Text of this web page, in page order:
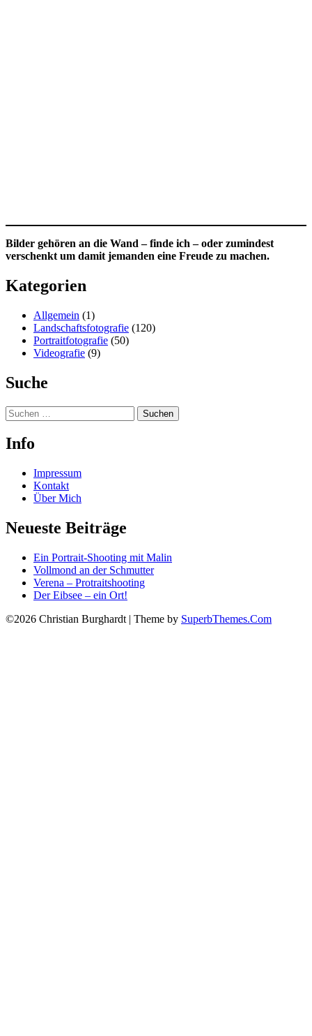
Bilder gehören an die Wand – finde ich – oder zumindest
verschenkt um damit jemanden eine Freude zu machen.
Kategorien
Allgemein (1)
Landschaftsfotografie (120)
Portraitfotografie (50)
Videografie (9)
Suche
Suchen
nach:
Info
Impressum
Kontakt
Über Mich
Neueste Beiträge
Ein Portrait-Shooting mit Malin
Vollmond an der Schmutter
Verena – Protraitshooting
Der Eibsee – ein Ort!
©2026 Christian Burghardt | Theme by SuperbThemes.Com